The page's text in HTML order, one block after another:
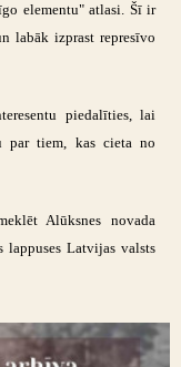
elementu" atlasi. Šī ir
labāk izprast represīvo
piedalīties, lai
par tiem, kas cieta no
Alūksnes novada
lappuses Latvijas valsts